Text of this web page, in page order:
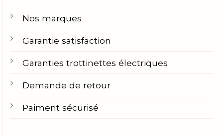
Nos marques
Garantie satisfaction
Garanties trottinettes électriques
Demande de retour
Paiment sécurisé